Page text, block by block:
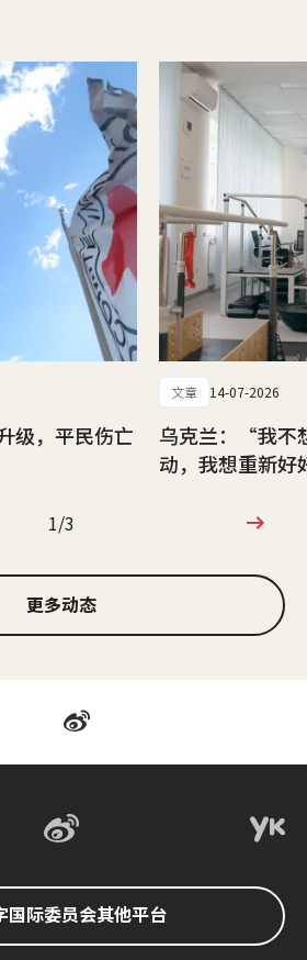
级，平民伤亡
文章 14-07-2026
乌克兰：“我不
动，我想重新
1/3
1/3
更多动态
国际委员会其他平台